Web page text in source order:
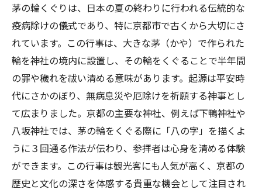
全国に広がる茅の輪くぐりの風習、その起源と
地域ごとの特徴を紹介
夏の京都観光におすすめ！茅の輪くぐりで知る
日本の伝統文化の奥深さ
茅の輪くぐりは、日本の夏の終わりに行われる伝統的な
疫病除けの儀式であり、特に京都市で古くから大切にさ
れています。この行事は、大きな茅（かや）で作られた
輪を神社の境内に設置し、その輪をくぐることで半年間
の罪や穢れを祓い清める意味があります。起源は平安時
代にさかのぼり、無病息災や厄除けを祈願する神事とし
て広まりました。京都の主要な神社、例えば下鴨神社や
八坂神社では、茅の輪をくぐる際に「八の字」を描くよ
うに３回通る作法が伝わり、参拝者は心身を清める体験
ができます。この行事は観光客にも人気が高く、京都の
歴史と文化の深さを体感する貴重な機会として注目され